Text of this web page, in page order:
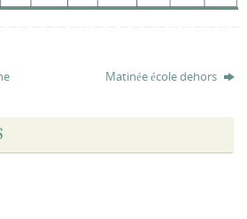
Matinée école dehors